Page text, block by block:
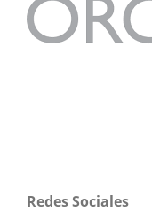
Redes Sociales